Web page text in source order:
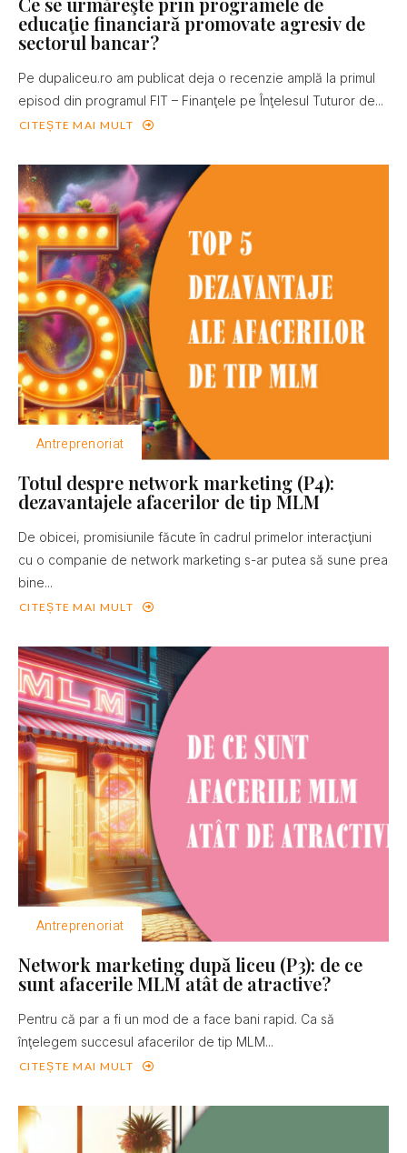
educaţie financiară promovate agresiv de
sectorul bancar?
Pe dupaliceu.ro am publicat deja o recenzie amplă la primul
episod din programul FIT – Finanţele pe Înţelesul Tuturor de...
CITEȘTE MAI MULT
Antreprenoriat
Totul despre network marketing (P4):
dezavantajele afacerilor de tip MLM
De obicei, promisiunile făcute în cadrul primelor interacţiuni
cu o companie de network marketing s-ar putea să sune prea
bine...
CITEȘTE MAI MULT
Antreprenoriat
Network marketing după liceu (P3): de ce
sunt afacerile MLM atât de atractive?
Pentru că par a fi un mod de a face bani rapid. Ca să
înţelegem succesul afacerilor de tip MLM...
CITEȘTE MAI MULT